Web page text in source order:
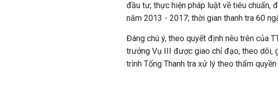
đầu tư; thực hiện pháp luật về tiêu chuẩn,
năm 2013 - 2017; thời gian thanh tra 60
Đáng chú ý, theo quyết định nêu trên của
trưởng Vụ III được giao chỉ đạo, theo dõi,
trình Tổng Thanh tra xử lý theo thẩm